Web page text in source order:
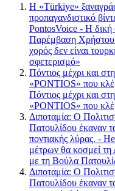
Η «Türkiye»
προπαγανδιστικό
PontosVoice - H
Παρέμβαση Χρήστου
χορός δεν είναι
σφετερισμό»
Πόντιος μέχρι και
«PONTIOS» που
Πόντιος μέχρι και
«PONTIOS» που
Διποταμία: Ο
Πατουλίδου έκαναν
ποντιακής λύρας. -
μέτρων θα κοσμεί τη
με τη Βούλα
Διποταμία: Ο
Πατουλίδου έκαναν